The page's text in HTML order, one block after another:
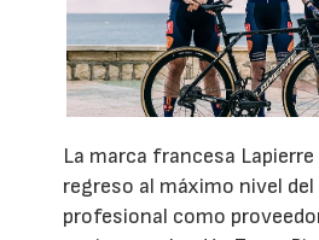
La marca francesa
regreso al máximo nivel
profesional como